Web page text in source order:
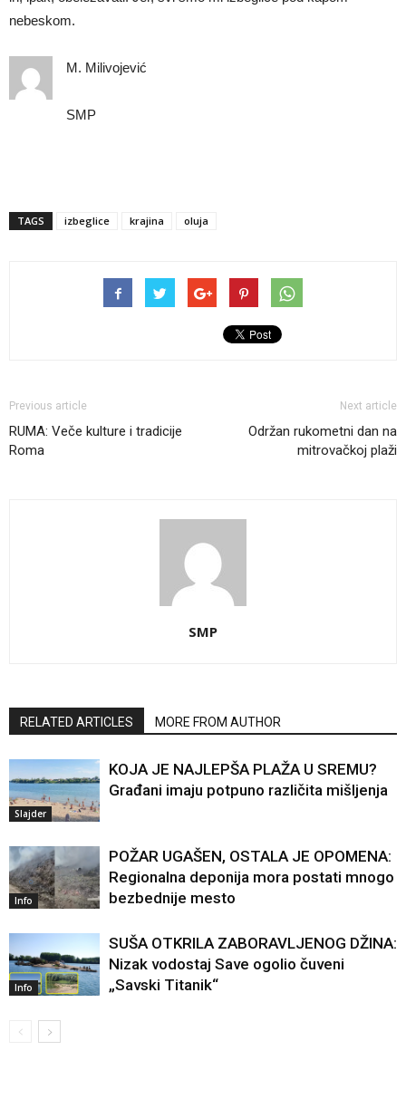
nebeskom.
M. Milivojević
SMP
TAGS izbeglice krajina oluja
Previous article
RUMA: Veče kulture i tradicije
Roma
Next article
Održan rukometni dan na
mitrovačkoj plaži
SMP
RELATED ARTICLES MORE FROM AUTHOR
Slajder
KOJA JE NAJLEPŠA PLAŽA U SREMU?
Građani imaju potpuno različita mišljenja
Info
POŽAR UGAŠEN, OSTALA JE OPOMENA:
Regionalna deponija mora postati mnogo
bezbednije mesto
Info
SUŠA OTKRILA ZABORAVLJENOG DŽINA:
Nizak vodostaj Save ogolio čuveni
„Savski Titanik“